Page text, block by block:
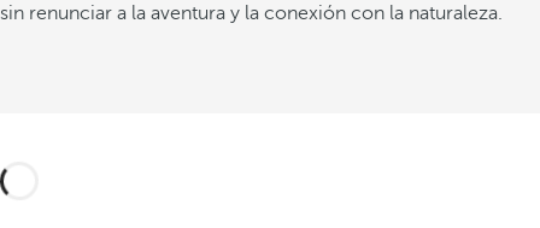
sin renunciar a la aventura y la conexión con la naturaleza.